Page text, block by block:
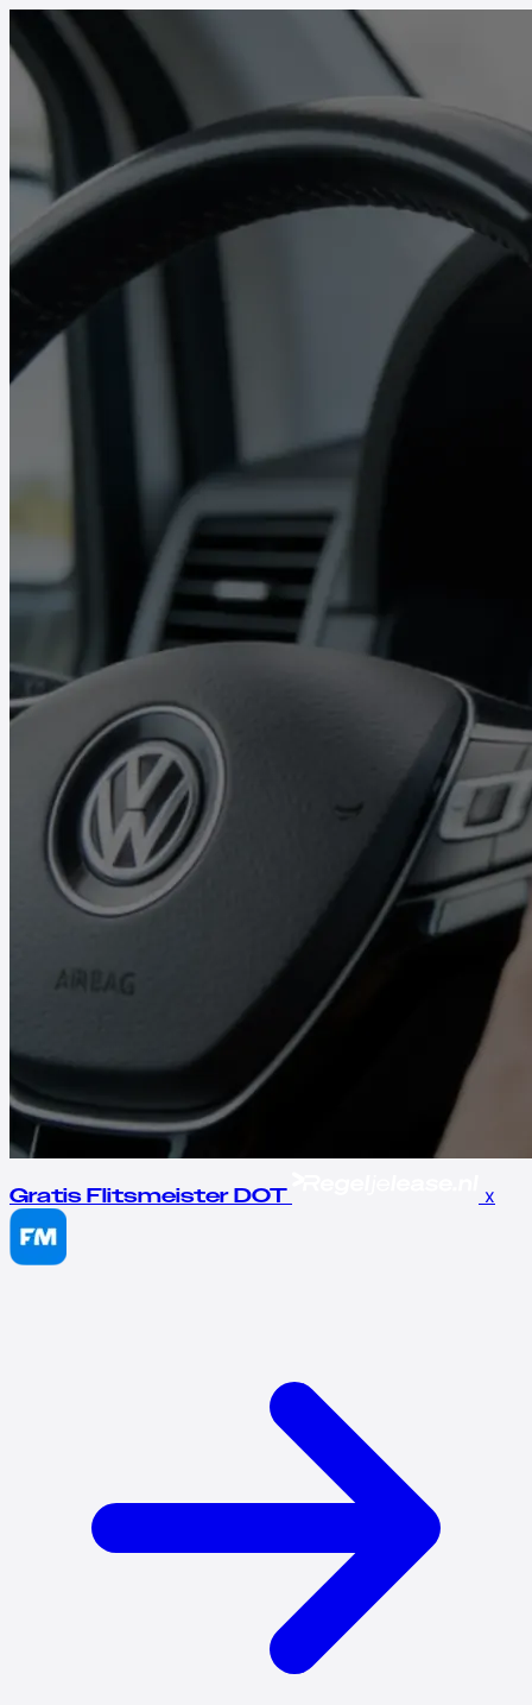
Gratis Flitsmeister DOT x